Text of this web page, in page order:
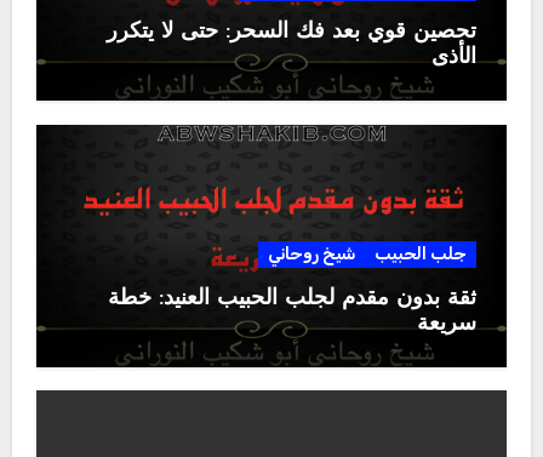
تحصين قوي بعد فك السحر: حتى لا يتكرر
الأذى
جلب الحبيب شيخ روحاني
ثقة بدون مقدم لجلب الحبيب العنيد: خطة
سريعة